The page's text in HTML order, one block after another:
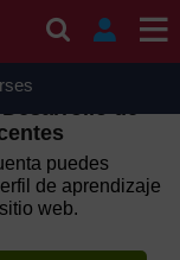
Wednesday 12
due to routine
de
puedes
de aprendizaje
web.